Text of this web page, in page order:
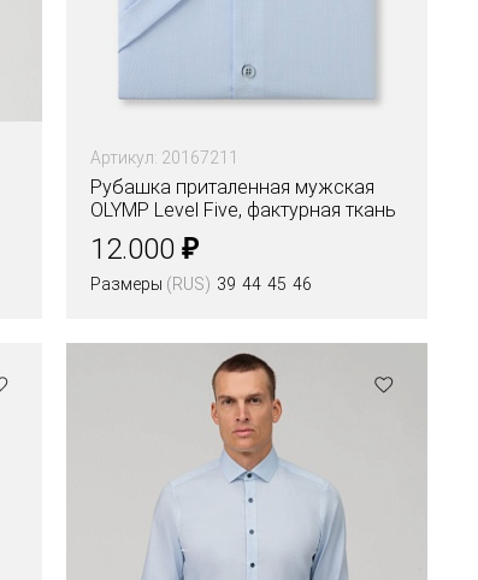
Артикул: 20167211
Рубашка приталенная мужская
OLYMP Level Five, фактурная ткань
12.000 ₽
Размеры (RUS) 39 44 45 46